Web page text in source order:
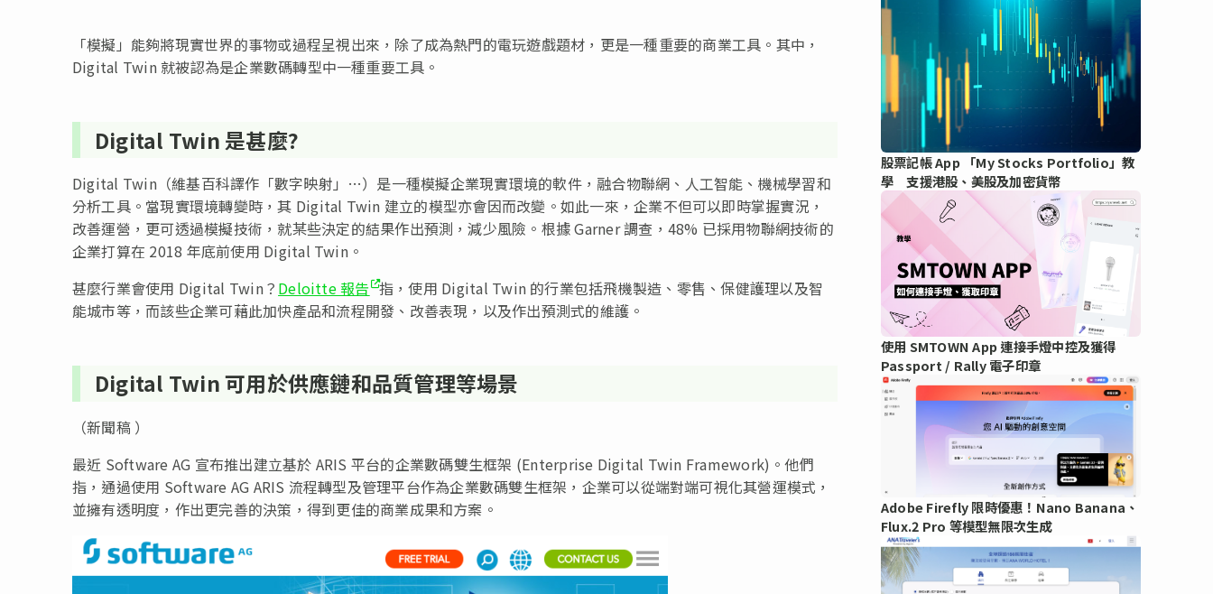
「模擬」能夠將現實世界的事物或過程呈視出來，除了成為熱門的電玩遊戲題材，更是一種重要的商業工具。其中，
Digital Twin 就被認為是企業數碼轉型中一種重要工具。
Digital Twin 是甚麼?
Digital Twin（維基百科譯作「數字映射」…）是一種模擬企業現實環境的軟件，融合物聯網、人工智能、機械學習和
分析工具。當現實環境轉變時，其 Digital Twin 建立的模型亦會因而改變。如此一來，企業不但可以即時掌握實況，
改善運營，更可透過模擬技術，就某些決定的結果作出預測，減少風險。根據 Garner 調查，48% 已採用物聯網技術的
企業打算在 2018 年底前使用 Digital Twin。
甚麼行業會使用 Digital Twin？ Deloitte 報告 指，使用 Digital Twin 的行業包括飛機製造、零售、保健護理以及智
能城市等，而該些企業可藉此加快產品和流程開發、改善表現，以及作出預測式的維護。
Digital Twin 可用於供應鏈和品質管理等場景
（新聞稿 ）
最近 Software AG 宣布推出建立基於 ARIS 平台的企業數碼雙生框架 (Enterprise Digital Twin Framework)。他們
指，通過使用 Software AG ARIS 流程轉型及管理平台作為企業數碼雙生框架，企業可以從端對端可視化其營運模式，
並擁有透明度，作出更完善的決策，得到更佳的商業成果和方案。
股票記帳 App 「My Stocks Portfolio」教
學 支援港股、美股及加密貨幣
使用 SMTOWN App 連接手燈中控及獲得
Passport / Rally 電子印章
Adobe Firefly 限時優惠！Nano Banana、
Flux.2 Pro 等模型無限次生成